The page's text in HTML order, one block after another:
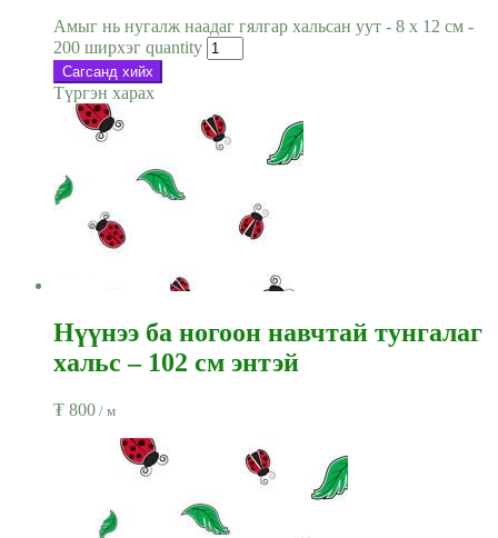
Амыг нь нугалж наадаг гялгар хальсан уут - 8 x 12 см -
200 ширхэг quantity
Сагсанд хийх
Түргэн харах
Нүүнээ ба ногоон навчтай тунгалаг
хальс – 102 см энтэй
₮ 800 / м